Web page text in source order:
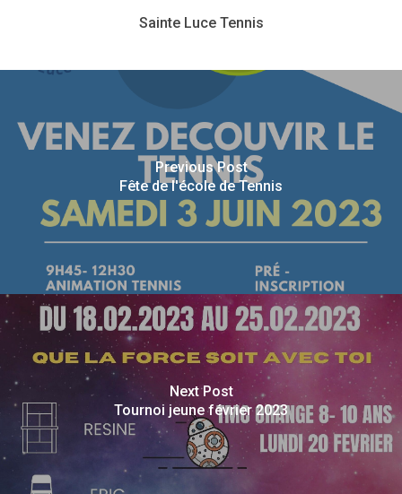
Sainte Luce Tennis
Previous Post
Fête de l'école de Tennis
Next Post
Tournoi jeune février 2023